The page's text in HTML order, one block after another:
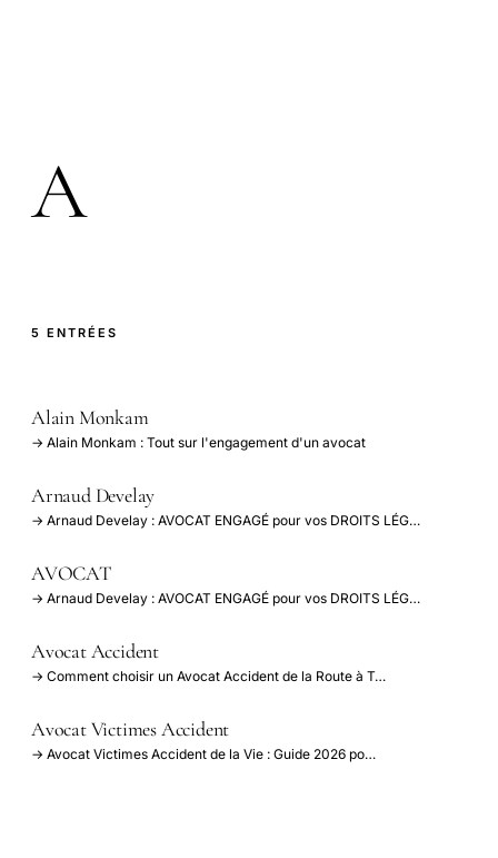
A
5 ENTRÉES
Alain Monkam
→ Alain Monkam : Tout sur l'engagement d'un avocat
Arnaud Develay
→ Arnaud Develay : AVOCAT ENGAGÉ pour vos DROITS LÉG…
AVOCAT
→ Arnaud Develay : AVOCAT ENGAGÉ pour vos DROITS LÉG…
Avocat Accident
→ Comment choisir un Avocat Accident de la Route à T…
Avocat Victimes Accident
→ Avocat Victimes Accident de la Vie : Guide 2026 po…